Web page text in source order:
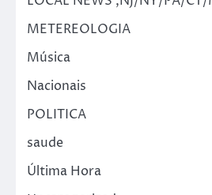
METEREOLOGIA
Música
Nacionais
POLITICA
saude
Última Hora